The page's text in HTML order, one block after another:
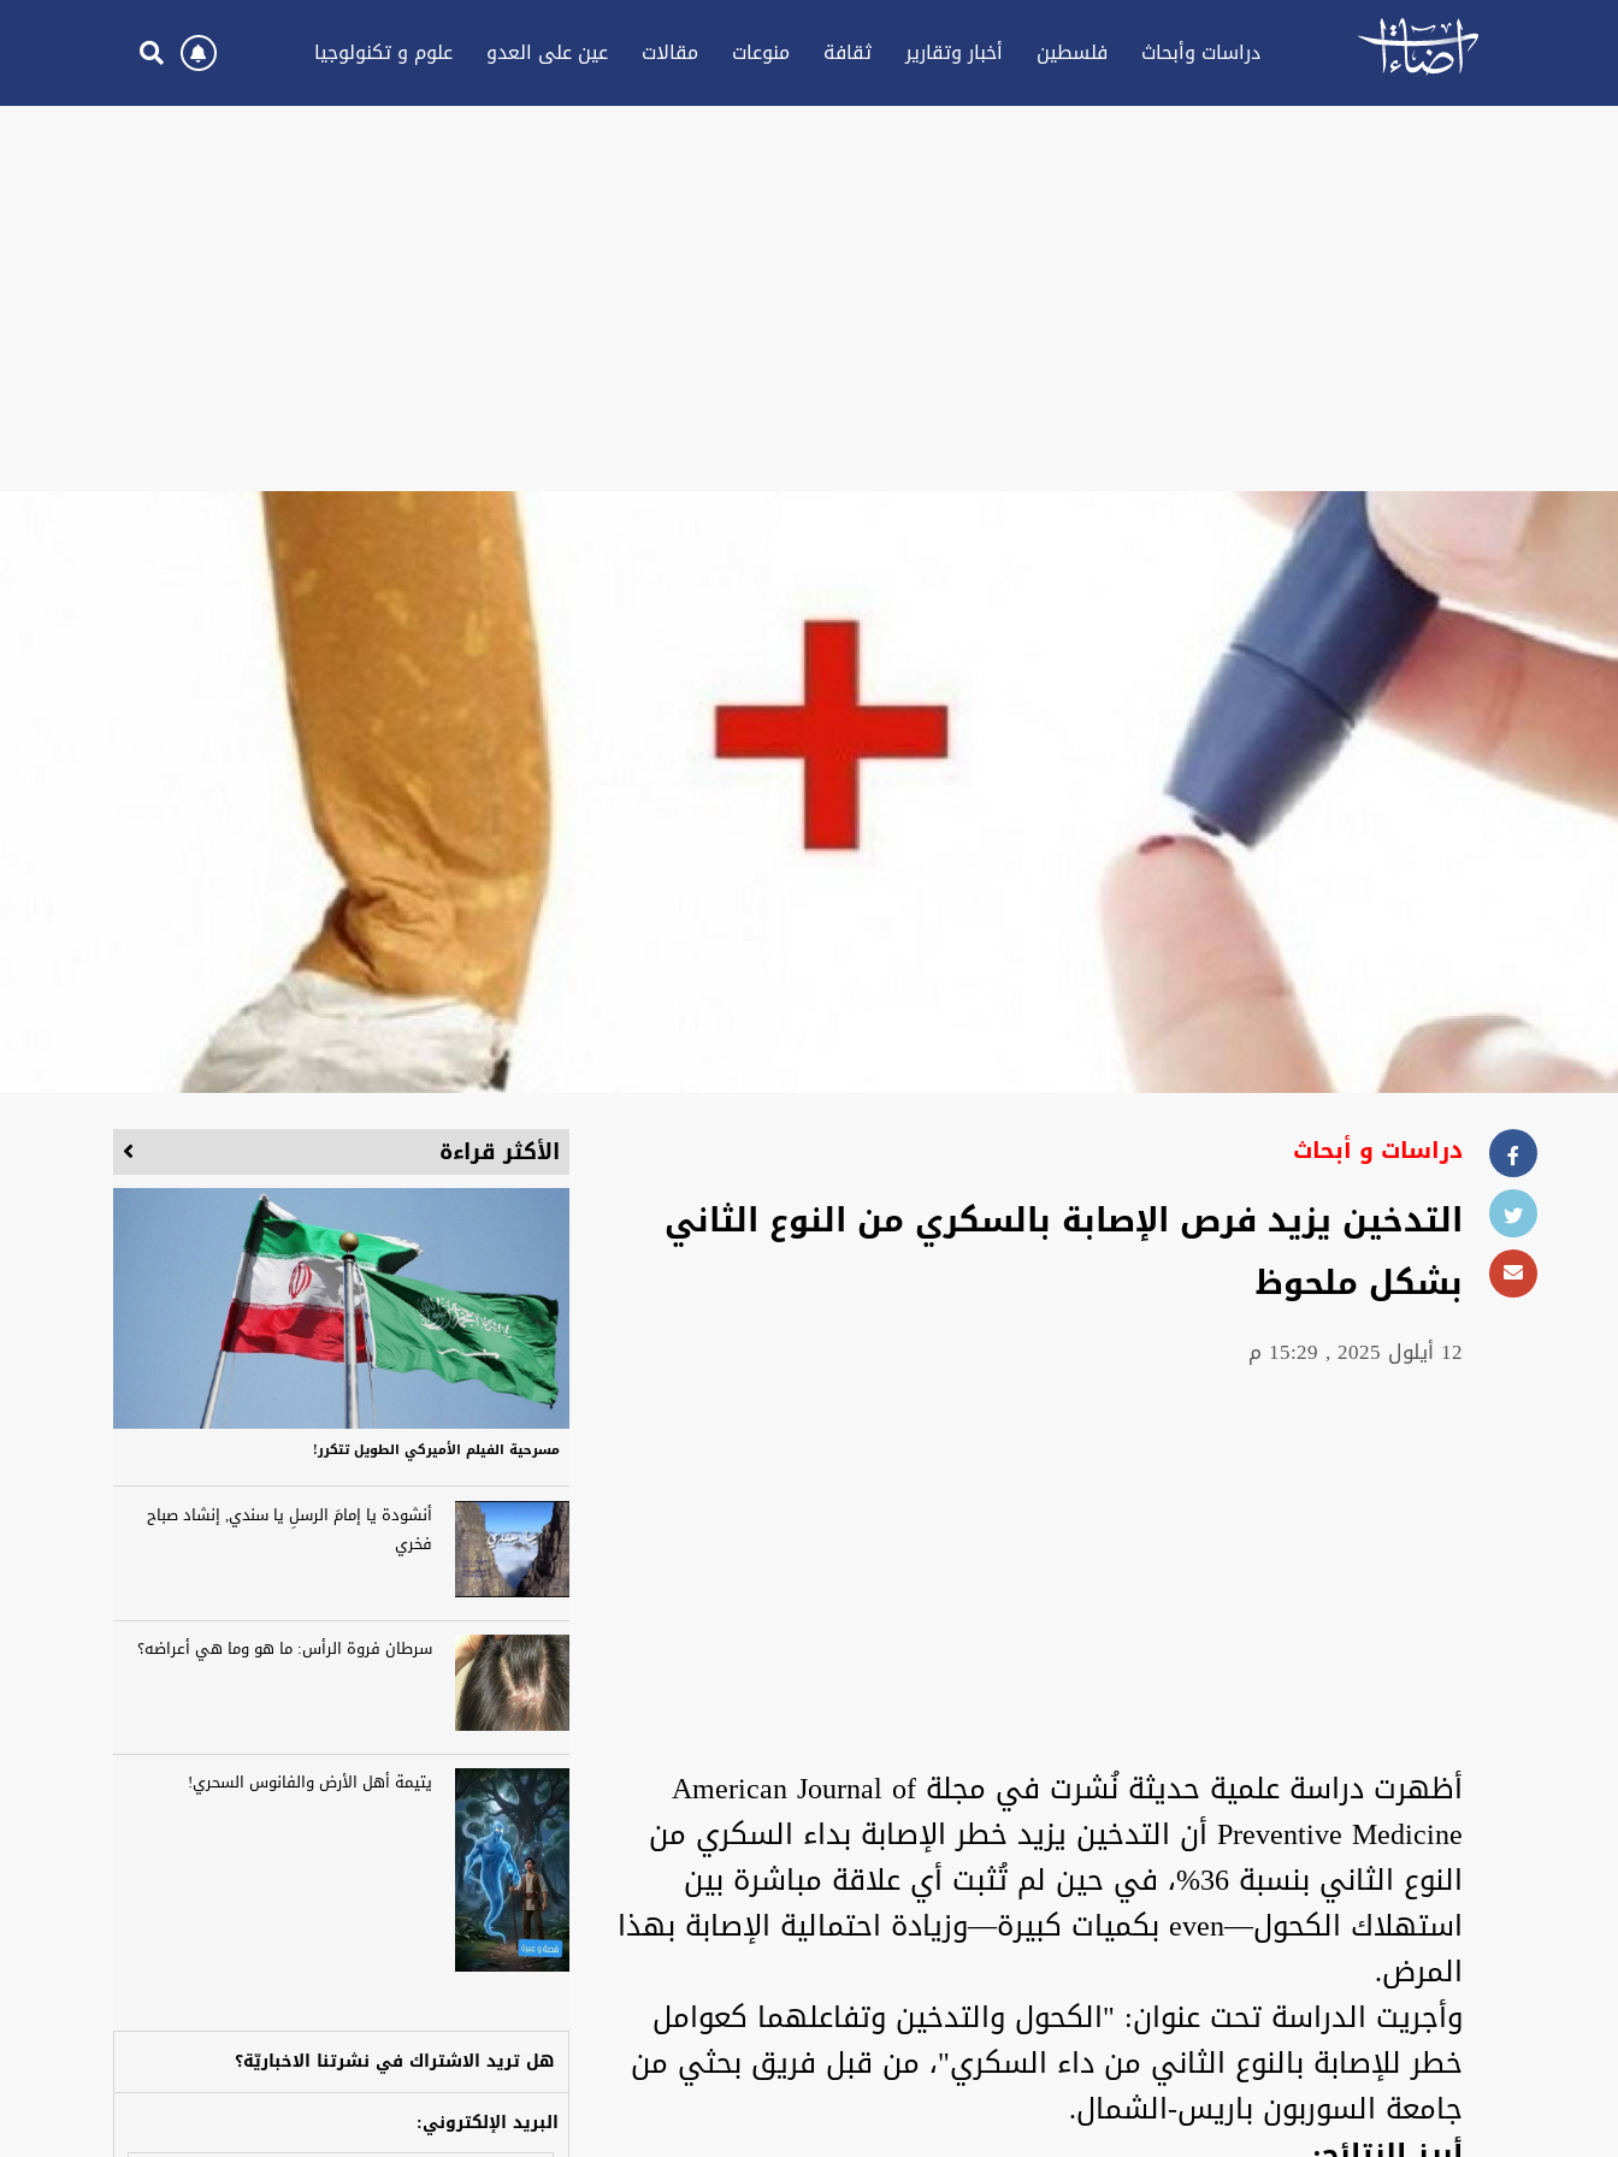
دراسات وأبحاث فلسطين أخبار وتقارير ثقافة منوعات مقالات عين علی العدو علوم و تكنولوجيا
دراسات و أبحاث
التدخين يزيد فرص الإصابة بالسكري من النوع الثاني
بشكل ملحوظ
12 أيلول 2025 , 15:29 م
أظهرت دراسة علمية حديثة نُشرت في مجلة American Journal of
Preventive Medicine أن التدخين يزيد خطر الإصابة بداء السكري من
النوع الثاني بنسبة 36%، في حين لم تُثبت أي علاقة مباشرة بين
استهلاك الكحول—even بكميات كبيرة—وزيادة احتمالية الإصابة بهذا
المرض.
وأجريت الدراسة تحت عنوان: "الكحول والتدخين وتفاعلهما كعوامل
خطر للإصابة بالنوع الثاني من داء السكري"، من قبل فريق بحثي من
جامعة السوربون باريس-الشمال.
الأكثر قراءة
مسرحية الفيلم الأميركي الطويل تتكرر!
أنشودة يا إمامَ الرسلِ يا سندي, إنشاد صباح
فخري
سرطان فروة الرأس: ما هو وما هي أعراضه؟
يتيمة أهل الأرض والفانوس السحري!
هل تريد الاشتراك في نشرتنا الاخباريّة؟
البريد الإلكتروني: